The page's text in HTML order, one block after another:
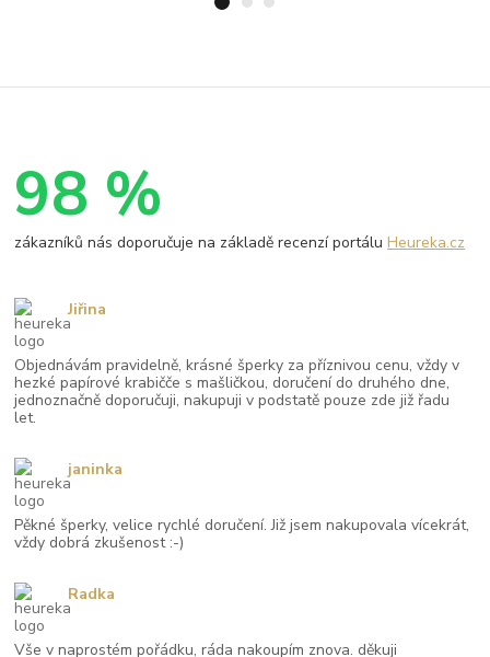
98 %
zákazníků nás doporučuje na základě recenzí portáluHeureka.cz
Objednávám pravidelně, krásné šperky za příznivou cenu, vždy v
hezké papírové krabičče s mašličkou, doručení do druhého dne,
jednoznačně doporučuji, nakupuji v podstatě pouze zde již řadu
let.
Jiřina
Pěkné šperky, velice rychlé doručení. Již jsem nakupovala vícekrát,
vždy dobrá zkušenost :-)
janinka
Vše v naprostém pořádku, ráda nakoupím znova. děkuji
Radka